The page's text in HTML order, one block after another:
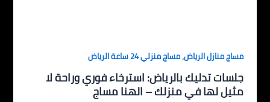
مساج منازل الرياض,مساج منزلي 24 ساعة الرياض
جلسات تدليك بالرياض: استرخاء فوري وراحة لا
مثيل لها في منزلك – الهنا مساج